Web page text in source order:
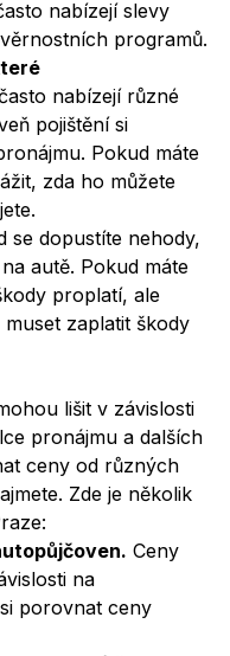
nabízejí slevy
programů.
nabízejí různé
pojištění si
Pokud máte
zda ho můžete
se dopustíte nehody,
autě. Pokud máte
proplatí, ale
zaplatit škody
lišit v závislosti
pronájmu a dalších
ceny od různých
Zde je několik
Ceny
na
porovnat ceny